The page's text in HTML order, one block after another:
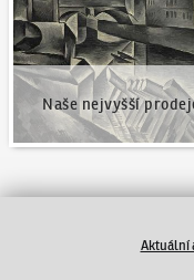
Naše nejvyšší
Aktuální